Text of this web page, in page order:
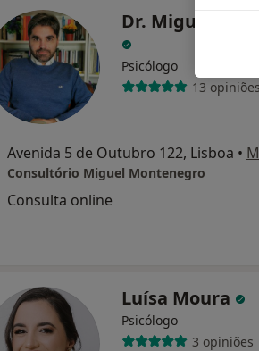
Dr. Miguel
Psicólogo
13 opiniões
Avenida 5 de Outubro 122, Lisboa •
Consultório Miguel Montenegro
Consulta online
Luísa Moura
Psicólogo
3 opiniões